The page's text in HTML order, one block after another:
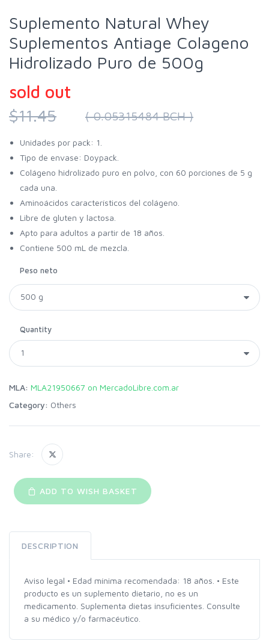
Suplemento Natural Whey
Suplementos Antiage Colageno
Hidrolizado Puro de 500g
sold out
$11.45
( 0.05315484 BCH )
Unidades por pack: 1.
Tipo de envase: Doypack.
Colágeno hidrolizado puro en polvo, con 60 porciones de 5 g
cada una.
Aminoácidos característicos del colágeno.
Libre de gluten y lactosa.
Apto para adultos a partir de 18 años.
Contiene 500 mL de mezcla.
Peso neto
Quantity
MLA: MLA21950667 on MercadoLibre.com.ar
Category: Others
Share:
ADD TO WISH BASKET
DESCRIPTION
Aviso legal • Edad mínima recomendada: 18 años. • Este
producto es un suplemento dietario, no es un
medicamento. Suplementa dietas insuficientes. Consulte
a su médico y/o farmacéutico.